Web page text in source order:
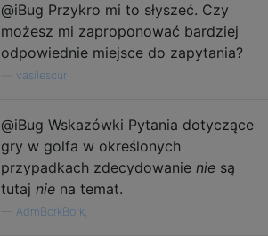
@iBug Przykro mi to słyszeć. Czy
możesz mi zaproponować bardziej
odpowiednie miejsce do zapytania?
vasilescur
@iBug Wskazówki Pytania dotyczące
gry w golfa w określonych
przypadkach zdecydowanie nie są
tutaj nie na temat.
AdmBorkBork,